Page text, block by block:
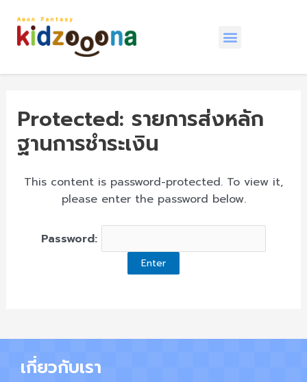
Protected: รายการส่งหลัก
ฐานการชำระเงิน
This content is password-protected. To view it,
please enter the password below.
Password:
เกี่ยวกับเรา